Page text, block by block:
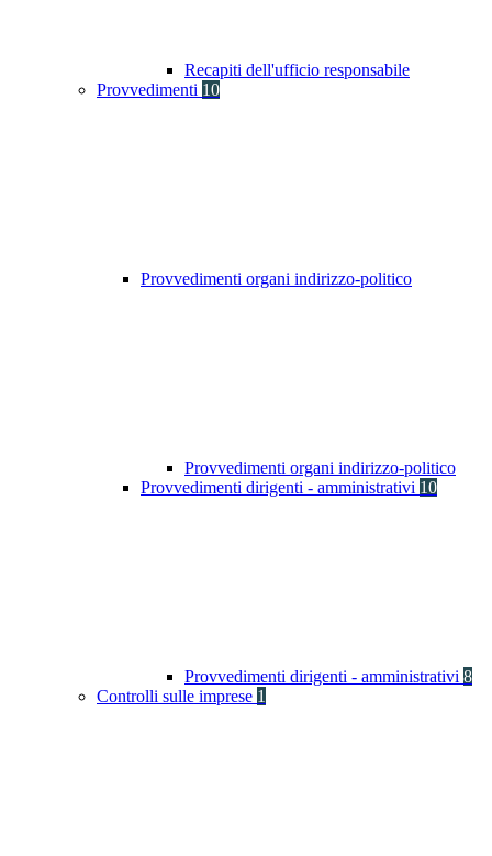
Recapiti dell'ufficio responsabile
Provvedimenti 10
Provvedimenti organi indirizzo-politico
Provvedimenti organi indirizzo-politico
Provvedimenti dirigenti - amministrativi 10
Provvedimenti dirigenti - amministrativi 8
Controlli sulle imprese 1